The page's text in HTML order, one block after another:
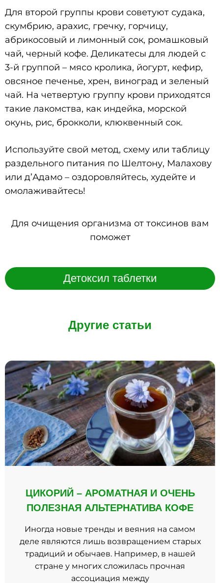
Для второй группы крови советуют судака,
скумбрию, арахис, гречку, горчицу,
абрикосовый и лимонный сок, ромашковый
чай, черный кофе. Деликатесы для людей с
3-й группой – мясо кролика, йогурт, кефир,
овсяное печенье, хрен, виноград и зеленый
чай. На четвертую группу крови приходятся
такие лакомства, как индейка, морской
окунь, рис, брокколи, клюквенный сок.
Используйте свой метод, схему или таблицу
раздельного питания по Шелтону, Малахову
или д’Адамо – оздоровляйтесь, худейте и
омолаживайтесь!
Для очищения организма от токсинов вам
поможет
Детоксил таблетки
Другие статьи
ЦИКОРИЙ – АРОМАТНАЯ И ОЧЕНЬ
ПОЛЕЗНАЯ АЛЬТЕРНАТИВА КОФЕ
Иногда новые тренды и веяния на самом
деле являются лишь возвращением старых
традиций и обычаев. Например, в нашей
стране у многих сложилась прочная
ассоциация между